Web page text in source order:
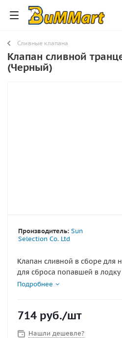
Сливные клапана
Клапан сливной
(Черный)
Производитель: Sun
Selection Co. Ltd
Клапан сливной в сборе для
для сброса попавшей в лодку
в нижней части транца лодки
Подробнее
714 руб./шт
Нашли дешевле?